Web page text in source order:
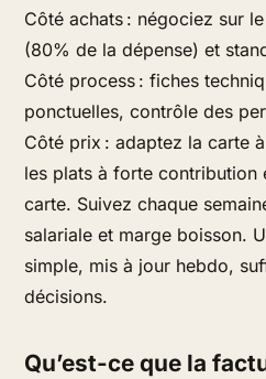
Côté achats : négociez sur
(80% de la dépense) et
Côté process : fiches
ponctuelles, contrôle des
Côté prix : adaptez la carte
les plats à forte contribution
carte. Suivez chaque
salariale et marge boisson.
simple, mis à jour hebdo,
décisions.
Qu’est-ce que la